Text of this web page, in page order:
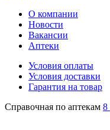
О компании
Новости
Вакансии
Аптеки
Условия оплаты
Условия доставки
Гарантия на товар
Справочная по аптекам 8